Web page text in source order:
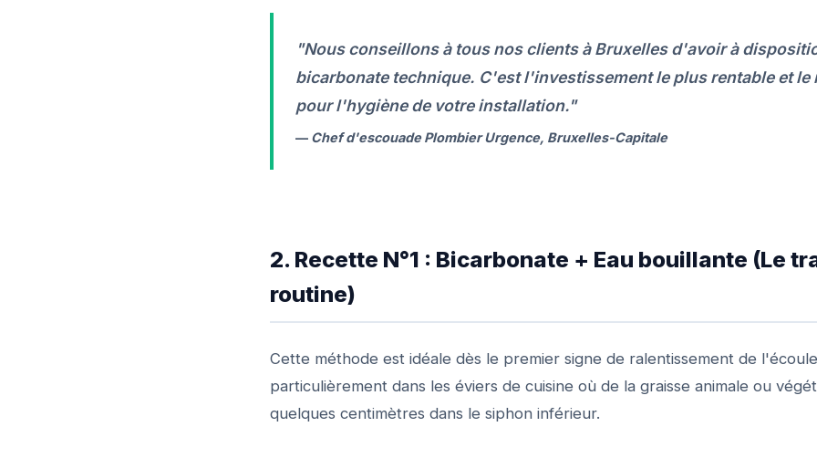
"Nous conseillons à tous nos clients à Bruxelles d'avoir à
bicarbonate technique. C'est l'investissement le plus rentable et le
pour l'hygiène de votre installation."
— Chef d'escouade Plombier Urgence, Bruxelles-Capitale
2. Recette N°1 : Bicarbonate + Eau bouillante (Le
routine)
Cette méthode est idéale dès le premier signe de ralentissement de
particulièrement dans les éviers de cuisine où de la graisse animale ou
quelques centimètres dans le siphon inférieur.